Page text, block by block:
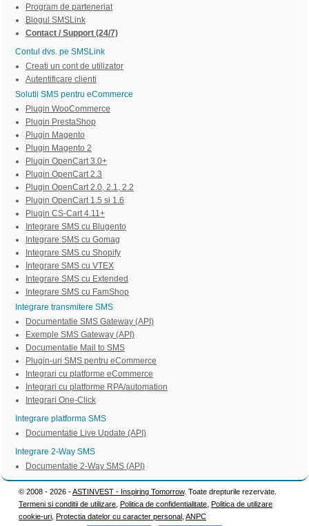
Program de parteneriat
Blogul SMSLink
Contact / Support (24/7)
Contul dvs. pe SMSLink
Creati un cont de utilizator
Autentificare clienti
Solutii SMS pentru eCommerce
Plugin WooCommerce
Plugin PrestaShop
Plugin Magento
Plugin Magento 2
Plugin OpenCart 3.0+
Plugin OpenCart 2.3
Plugin OpenCart 2.0, 2.1, 2.2
Plugin OpenCart 1.5 si 1.6
Plugin CS-Cart 4.11+
Integrare SMS cu Blugento
Integrare SMS cu Gomag
Integrare SMS cu Shopify
Integrare SMS cu VTEX
Integrare SMS cu Extended
Integrare SMS cu FamShop
Integrare transmitere SMS
Documentatie SMS Gateway (API)
Exemple SMS Gateway (API)
Documentatie Mail to SMS
Plugin-uri SMS pentru eCommerce
Integrari cu platforme eCommerce
Integrari cu platforme RPA/automation
Integrari One-Click
Integrare platforma SMS
Documentatie Live Update (API)
Integrare 2-Way SMS
Documentatie 2-Way SMS (API)
© 2008 - 2026 -ASTINVEST - Inspiring Tomorrow. Toate drepturile rezervate.
Termeni si conditii de utilizare Politica de confidentialitate Politica de utilizare
cookie-uri Protectia datelor cu caracter personal ANPC